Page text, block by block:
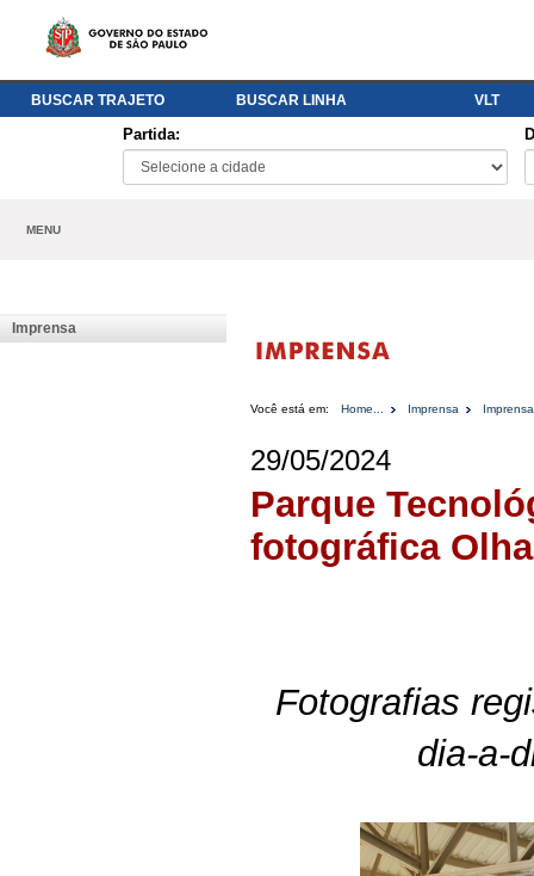
BUSCAR TRAJETO BUSCAR LINHA VLT
Partida:
MENU
Imprensa
Você está em: Home... Imprensa Imprensa
29/05/2024
Parque
fotográfica
Fotografias
dia-a-